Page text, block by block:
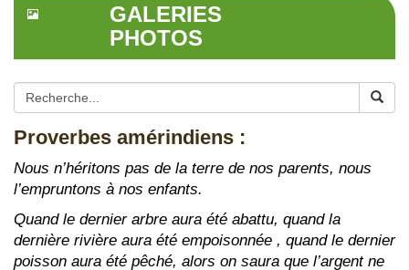
GALERIES
PHOTOS
Proverbes amérindiens :
Nous n’héritons pas de la terre de nos parents, nous
l’empruntons à nos enfants.
Quand le dernier arbre aura été abattu, quand la
dernière rivière aura été empoisonnée , quand le dernier
poisson aura été pêché, alors on saura que l’argent ne